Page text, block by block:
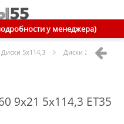
у менеджера)
Диски 5x114,3 Диски 21 5x114,3
9x21 5x114,3 ET35